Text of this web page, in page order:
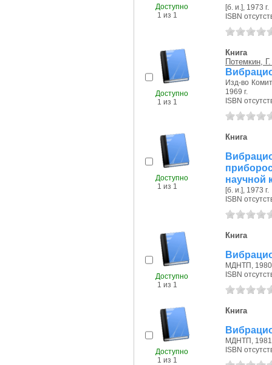
Доступно
1 из 1
[б. и.], 1973 г.
ISBN
Доступно
1 из 1
Книга
Потемкин,
Изд-во
1969 г.
ISBN
Доступно
1 из 1
Книга
научной
[б. и.], 1973 г.
ISBN
Доступно
1 из 1
Книга
МДНТП, 1980
ISBN
Доступно
1 из 1
Книга
МДНТП, 1981
ISBN